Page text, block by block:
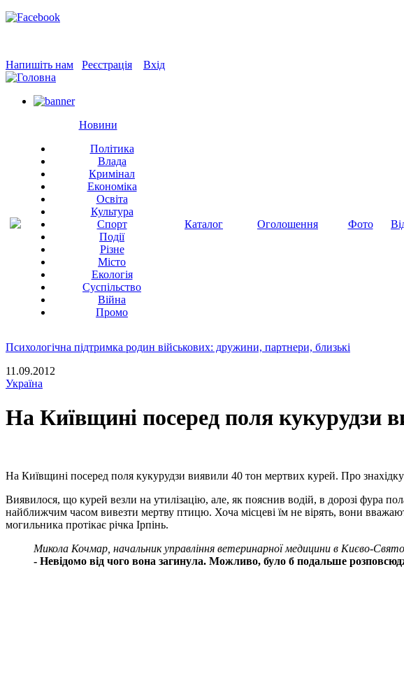
Напишіть нам Реєстрація Вхід
Новини
Політика
Влада
Кримінал
Економіка
Освіта
Культура
Спорт
Події
Різне
Місто
Екологія
Суспільство
Війна
Промо
Каталог Оголошення Фото
Психологічна підтримка родин військових: дружини, партнери, близькі
11.09.2012
Україна
На Київщині посеред поля кукурудзи
На Київщині посеред поля кукурудзи виявили 40 тон мертвих курей. Про
Виявилося, що курей везли на утилізацію, але, як пояснив водій, в дорозі фура
найближчим часом вивезти мертву птицю. Хоча місцеві їм не вірять, вони
могильника протікає річка Ірпінь.
Микола Кочмар, начальник управління ветеринарної медицини в Києво-
- Невідомо від чого вона загинула. Можливо, було б подальше